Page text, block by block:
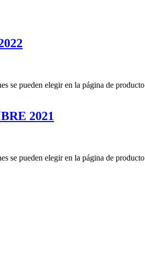
se pueden elegir en la página de producto
2021
se pueden elegir en la página de producto